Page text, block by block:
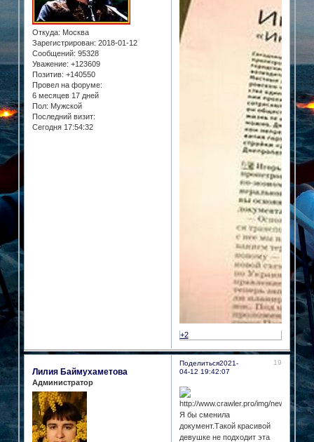
Откуда: Москва
Зарегистрирован: 2018-01-12
Сообщений: 95328
Уважение: +123609
Позитив: +140550
Провел на форуме:
6 месяцев 17 дней
Пол: Мужской
Последний визит:
Сегодня 17:54:32
+2
Поделиться 19
2021-
04-12 19:42:07
Лилия Баймухаметова
Администратор
Я бы сменила
документ.Такой красивой
девушке не подходит эта